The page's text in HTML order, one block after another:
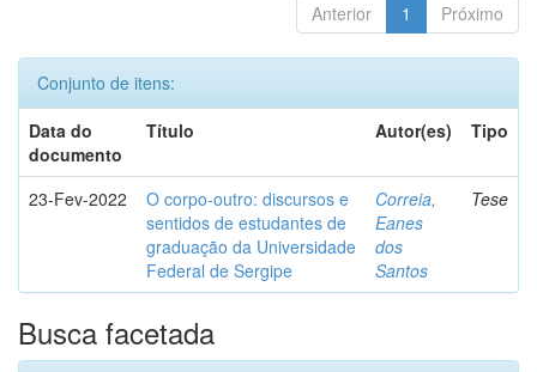
Anterior 1 Próximo
Conjunto de itens:
Data do
documento
Título Autor(es) Tipo
23-Fev-2022
O corpo-outro: discursos e
sentidos de estudantes de
graduação da Universidade
Federal de Sergipe
Correia,
Eanes
dos
Santos
Tese
Busca facetada